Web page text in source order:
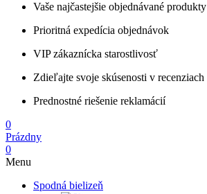
Vaše najčastejšie objednávané produkty
Prioritná expedícia objednávok
VIP zákaznícka starostlivosť
Zdieľajte svoje skúsenosti v recenziach
Prednostné riešenie reklamácií
0
Prázdny
0
Menu
Spodná bielizeň